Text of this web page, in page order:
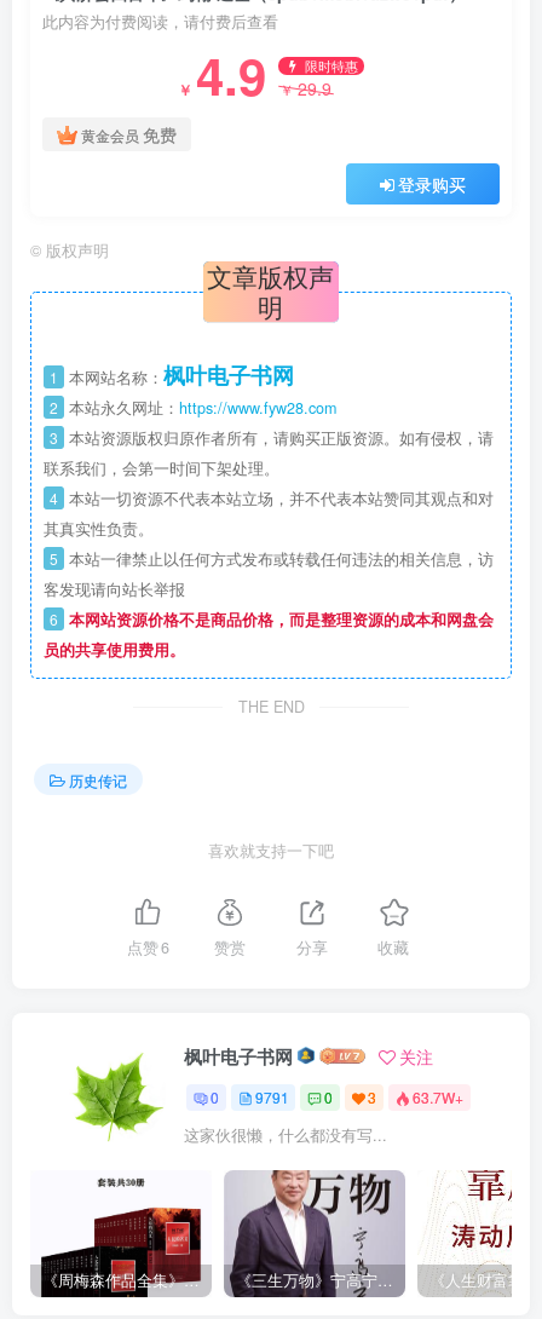
此内容为付费阅读，请付费后查看
￥ 4.9 限时特惠
￥29.9
黄金会员 免费
登录购买
© 版权声明
文章版权声
明
1 本网站名称： 枫叶电子书网
2 本站永久网址： https://www.fyw28.com
3 本站资源版权归原作者所有，请购买正版资源。如有侵权，请
联系我们，会第一时间下架处理。
4 本站一切资源不代表本站立场，并不代表本站赞同其观点和对
其真实性负责。
5 本站一律禁止以任何方式发布或转载任何违法的相关信息，访
客发现请向站长举报
6 本网站资源价格不是商品价格，而是整理资源的成本和网盘会
员的共享使用费用。
THE END
历史传记
喜欢就支持一下吧
点赞6 赞赏 分享 收藏
枫叶电子书网 关注
0 9791 0 3 63.7W+
这家伙很懒，什么都没有写...
《周梅森作品全集》[共30册] 《三生万物》宁高宁（epub+mobi+azw3+pdf）